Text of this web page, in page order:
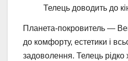
Телець доводить до
Планета-покровитель —
до комфорту, естетики і
задоволення. Телець рідко